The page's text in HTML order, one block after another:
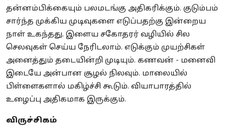
தன்னம்பிக்கையும் பலமடங்கு அதிகரிக்கும். குடும்பம்
சார்ந்த முக்கிய முடிவுகளை எடுப்பதற்கு இன்றைய
நாள் உகந்தது. இளைய சகோதரர் வழியில் சில
செலவுகள் செய்ய நேரிடலாம். எடுக்கும் முயற்சிகள்
அனைத்தும் தடையின்றி முடியும். கணவன் - மனைவி
இடையே அன்பான சூழல் நிலவும். மாலையில்
பிள்ளைகளால் மகிழ்ச்சி கூடும். வியாபாரத்தில்
உழைப்பு அதிகமாக இருக்கும்.
விருச்சிகம்